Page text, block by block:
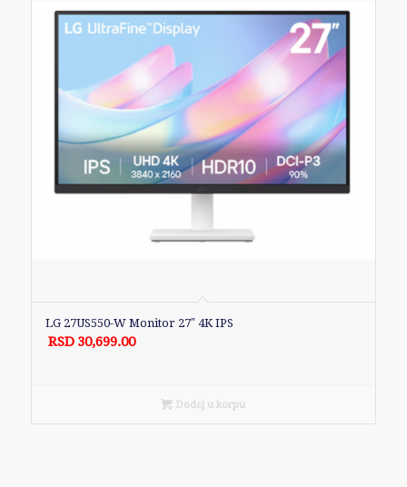
LG 27US550-W Monitor 27″ 4K IPS
RSD 30,699.00
Dodaj u korpu